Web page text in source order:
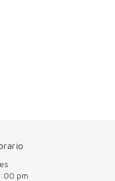
pm